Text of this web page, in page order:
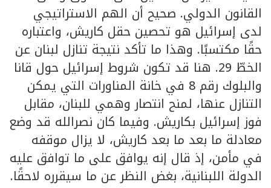
القانون الدولي. صحيح أن الهم الاستراتيجي
لدى إسرائيل هو تحصين حقل كاريش، واعتباره
حقًا مكتسبًا. وهذا ما تأكد نتيجة تنازل لبنان عن
الخطّ 29. هنا قد تكون شروط إسرائيل حول قانا
والبلوك رقم 8 في خانة المناورات التي يمكن
التنازل عنها، لمنح انتصار وهمي للبنان، مقابل
فوز إسرائيل بكاريش. وفيما كان نصرالله قد وضع
معادلة ما بعد ما بعد كاريش، لا يزال موقفه
في مأمن، إذ قال إنه يوافق على ما توافق عليه
الدولة اللبنانية، بغض النظر عن ما سيقرره لاحقًا.